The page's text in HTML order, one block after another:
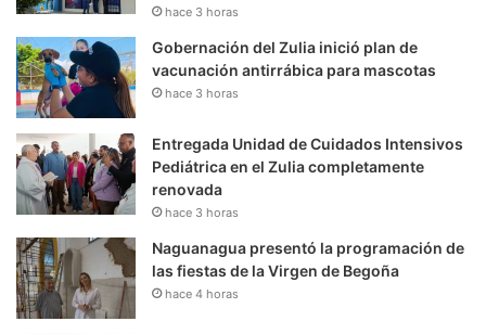
hace 3 horas
Gobernación del Zulia inició plan de
vacunación antirrábica para mascotas
hace 3 horas
Entregada Unidad de Cuidados Intensivos
Pediátrica en el Zulia completamente
renovada
hace 3 horas
Naguanagua presentó la programación de
las fiestas de la Virgen de Begoña
hace 4 horas